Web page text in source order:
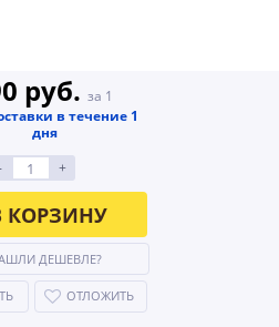
руб. за 1
в течение 1
дня
+
КОРЗИНУ
ДЕШЕВЛЕ?
ОТЛОЖИТЬ